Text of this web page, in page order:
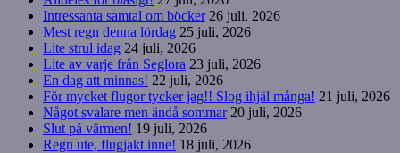
Intressanta samtal om böcker 26 juli, 2026
Mest regn denna lördag 25 juli, 2026
Lite strul idag 24 juli, 2026
Lite av varje från Seglora 23 juli, 2026
En dag att minnas! 22 juli, 2026
För mycket flugor tycker jag!! Slog ihjäl många! 21 juli, 2026
Något svalare men ändå sommar 20 juli, 2026
Slut på värmen! 19 juli, 2026
Regn ute, flugjakt inne! 18 juli, 2026